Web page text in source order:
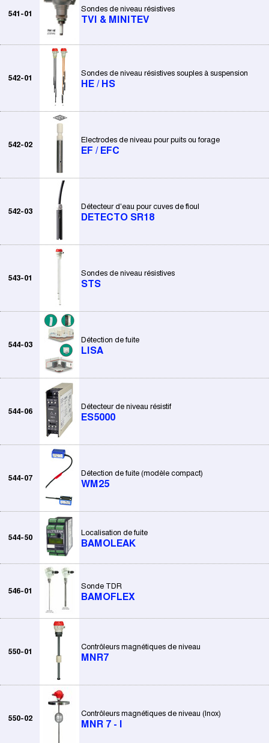
541-01
Sondes de niveau résistives
TVI & MINITEV
542-01
Sondes de niveau résistives souples à suspension
HE / HS
542-02
Electrodes de niveau pour puits ou forage
EF / EFC
542-03
Détecteur d'eau pour cuves de fioul
DETECTO SR18
543-01
Sondes de niveau résistives
STS
544-03
Détection de fuite
LISA
544-06
Détecteur de niveau résistif
ES5000
544-07
Détection de fuite (modèle compact)
WM25
544-50
Localisation de fuite
BAMOLEAK
546-01
Sonde TDR
BAMOFLEX
550-01
Contrôleurs magnétiques de niveau
MNR7
550-02
Contrôleurs magnétiques de niveau (Inox)
MNR 7 - I